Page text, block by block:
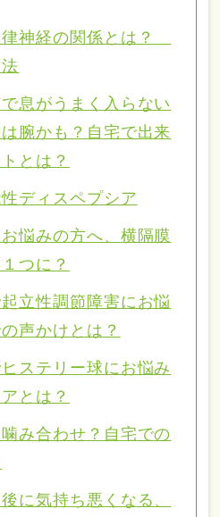
神経の関係とは？
息がうまく入らない
腕かも？自宅で出来
とは？
ディスペプシア
悩みの方へ、横隔膜
つに？
立性調節障害にお悩
声かけとは？
ステリー球にお悩み
とは？
み合わせ？自宅での
に気持ち悪くなる、